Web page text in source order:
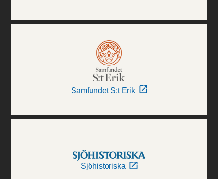
Samfundet S:t Erik
Sjöhistoriska